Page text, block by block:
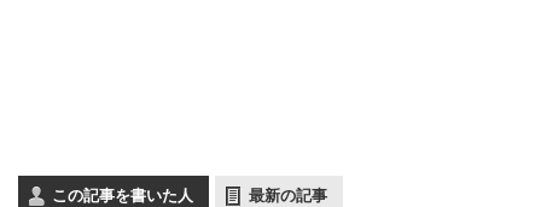
この記事を書いた人 最新の記事